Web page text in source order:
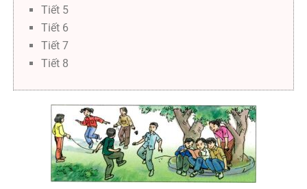
Tiết 5
Tiết 6
Tiết 7
Tiết 8